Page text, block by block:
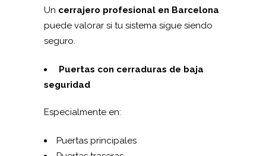
Un cerrajero profesional en Barcelona
puede valorar si tu sistema sigue siendo
seguro.
Puertas con cerraduras de baja
seguridad
Especialmente en:
Puertas principales